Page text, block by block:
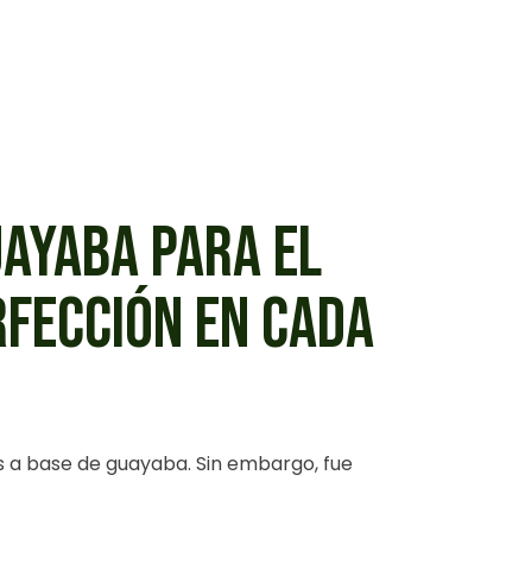
PARA EL
EN CADA
base de guayaba. Sin embargo, fue